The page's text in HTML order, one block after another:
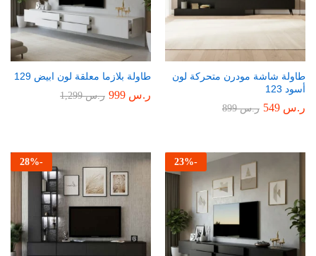
طاولة شاشة مودرن متحركة لون
أسود 123
ر.س ر.س899
طاولة بلازما معلقة لون ابيض 129
ر.س ر.س1,299
-
23%
-
28%